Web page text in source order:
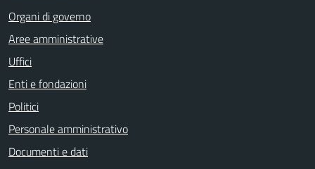
Organi di governo
Aree amministrative
Uffici
Enti e fondazioni
Politici
Personale amministrativo
Documenti e dati